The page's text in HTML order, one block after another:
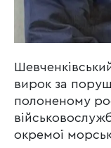
вирок за
полоненому
окремої